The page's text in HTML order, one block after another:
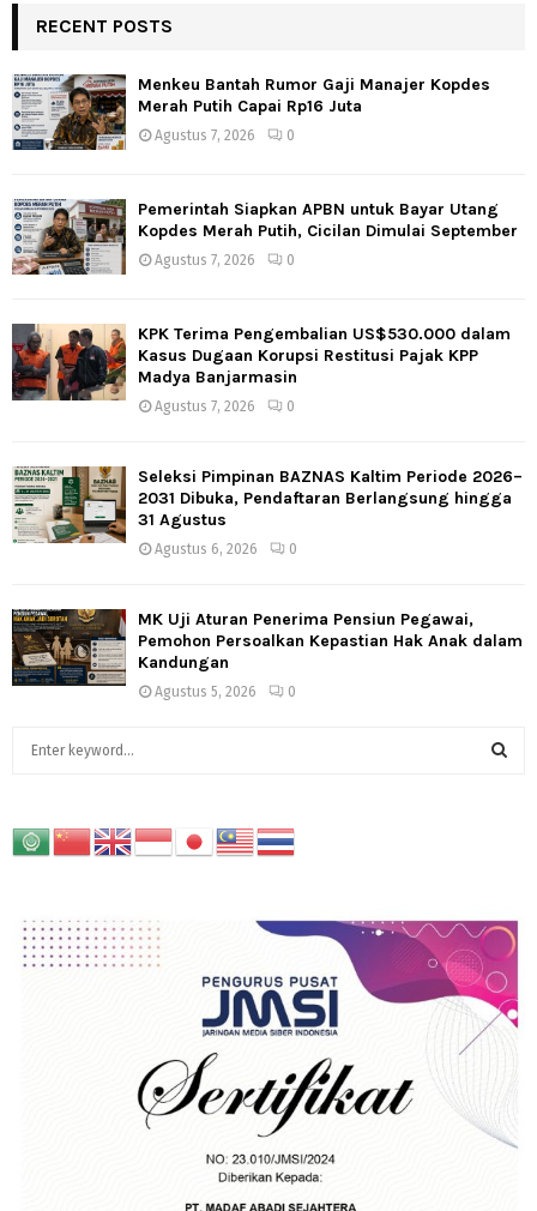
RECENT POSTS
Menkeu Bantah Rumor Gaji Manajer Kopdes
Merah Putih Capai Rp16 Juta
Agustus 7, 2026 0
Pemerintah Siapkan APBN untuk Bayar Utang
Kopdes Merah Putih, Cicilan Dimulai September
Agustus 7, 2026 0
KPK Terima Pengembalian US$530.000 dalam
Kasus Dugaan Korupsi Restitusi Pajak KPP
Madya Banjarmasin
Agustus 7, 2026 0
Seleksi Pimpinan BAZNAS Kaltim Periode 2026–
2031 Dibuka, Pendaftaran Berlangsung hingga
31 Agustus
Agustus 6, 2026 0
MK Uji Aturan Penerima Pensiun Pegawai,
Pemohon Persoalkan Kepastian Hak Anak dalam
Kandungan
Agustus 5, 2026 0
c
C
H